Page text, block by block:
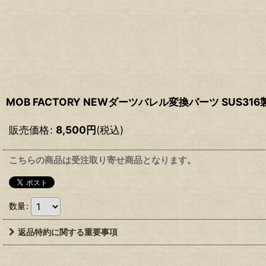
MOB FACTORY NEWダーツバレル変換パーツ SUS316
販売価格: 8,500円(税込)
こちらの商品は受注取り寄せ商品となります。
数量:
返品特約に関する重要事項